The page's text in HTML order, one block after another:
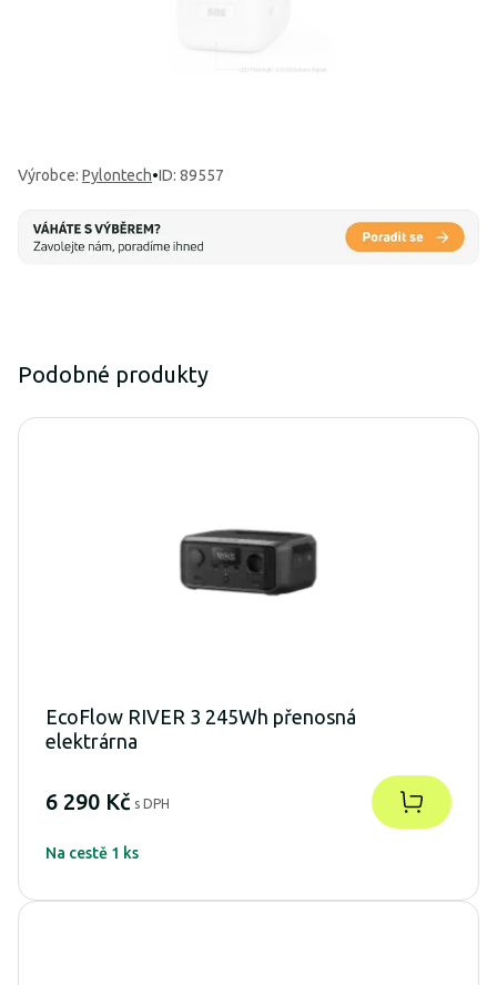
Výrobce: Pylontech•ID: 89557
Podobné produkty
EcoFlow RIVER 3 245Wh přenosná
elektrárna
6 290 Kč s DPH
Na cestě 1 ks